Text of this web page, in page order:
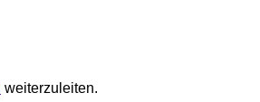
weiterzuleiten.